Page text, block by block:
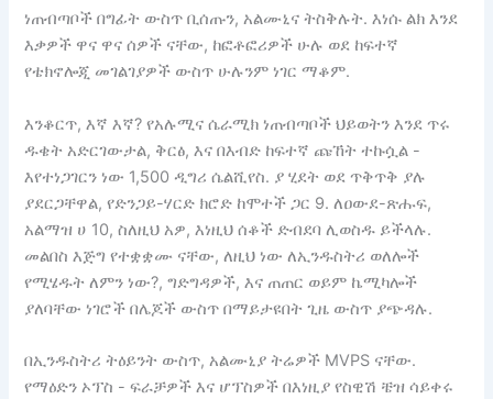
ነጠብጣቦች በግፊት ውስጥ ቢሰጡን, አልሙኒና ትስቅሉት. እነሱ ልክ እንደ
እቃዎች ዋና ዋና ሰዎች ናቸው, ከፎቶፎሪዎች ሁሉ ወደ ከፍተኛ
የቴክኖሎጂ መገልገያዎች ውስጥ ሁሉንም ነገር ማቆም.
እንቆርጥ, እኛ እኛ? የአሉሚና ሴራሚክ ነጠብጣቦች ህይወትን እንደ ጥሩ
ዱቄት አድርገውታል, ቅርፅ, እና በእብድ ከፍተኛ ጩኸት ተኩሷል -
እየተነጋገርን ነው 1,500 ዲግሪ ሴልሺየስ. ያ ሂደት ወደ ጥቅጥቅ ያሉ
ያደርጋቸዋል, የድንጋይ-ሃርድ ክሮድ ከሞተች ጋር 9. ለዐውደ-ጽሑፍ,
አልማዝ ሀ 10, ስለዚህ አዎ, እነዚህ ሰቆች ድብደባ ሊወስዱ ይችላሉ.
መልበስ እጅግ የተቋቋሙ ናቸው, ለዚህ ነው ለኢንዱስትሪ ወለሎች
የሚሄዱት ለምን ነው?, ግድግዳዎች, እና ጠጠር ወይም ኬሚካሎች
ያለባቸው ነገሮች በሌጆች ውስጥ በማይታዩበት ጊዜ ውስጥ ያጭዳሉ.
በኢንዱስትሪ ትዕይንት ውስጥ, አልሙኒያ ትሬዎች MVPS ናቸው.
የማዕድን ኦፕስ - ፍራቻዎች እና ሆፕስዎች በእነዚያ የስዊሽ ቼዝ ሳይቀሩ